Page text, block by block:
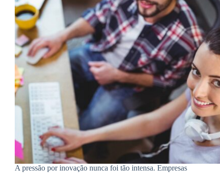
A pressão por inovação nunca foi tão intensa. Empresas